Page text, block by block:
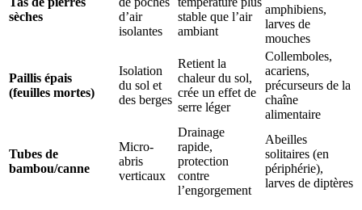
sèches
d’air
isolantes
stable que l’air
ambiant
amphibiens,
larves de
mouches
Paillis épais
(feuilles mortes)
Isolation
du sol et
des berges
Retient la
chaleur du sol,
crée un effet de
serre léger
Collemboles,
acariens,
précurseurs de la
chaîne
alimentaire
Tubes de
bambou/canne
Micro-
abris
verticaux
Drainage
rapide,
protection
contre
l’engorgement
Abeilles
solitaires (en
périphérie),
larves de diptères